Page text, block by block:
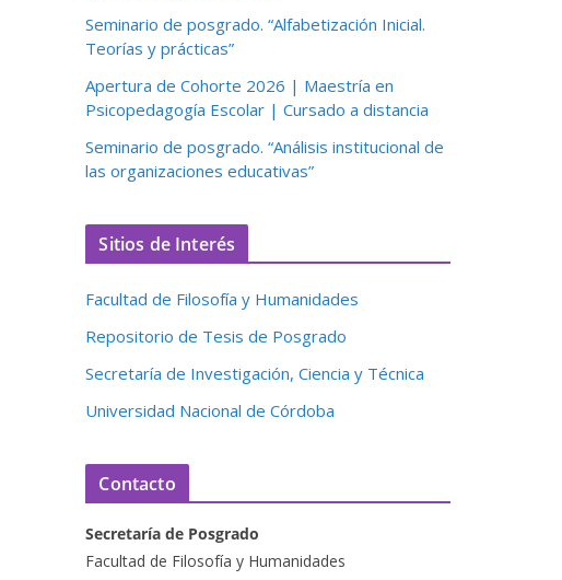
Seminario de posgrado. “Alfabetización Inicial.
Teorías y prácticas”
Apertura de Cohorte 2026 | Maestría en
Psicopedagogía Escolar | Cursado a distancia
Seminario de posgrado. “Análisis institucional de
las organizaciones educativas”
Sitios de Interés
Facultad de Filosofía y Humanidades
Repositorio de Tesis de Posgrado
Secretaría de Investigación, Ciencia y Técnica
Universidad Nacional de Córdoba
Contacto
Secretaría de Posgrado
Facultad de Filosofía y Humanidades